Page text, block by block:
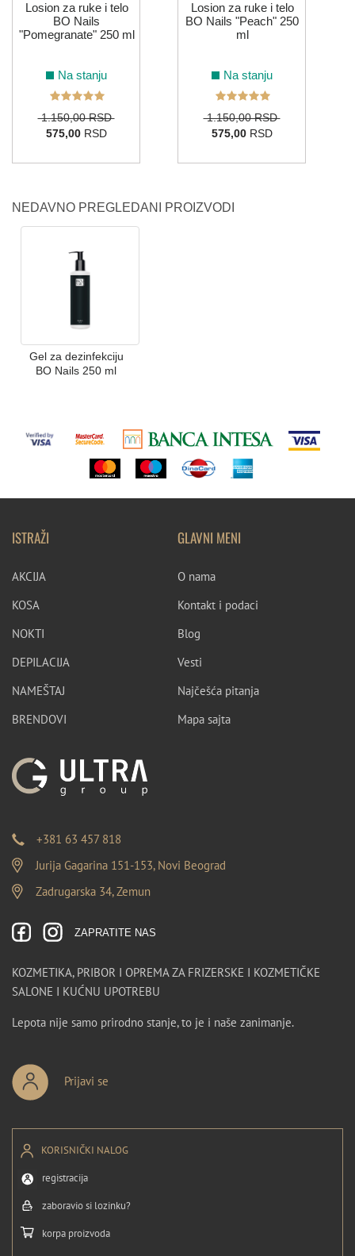
Losion za ruke i telo
BO Nails
"Pomegranate" 250 ml
Na stanju
1.150,00 RSD
575,00RSD
Losion za ruke i telo
BO Nails "Peach" 250
ml
Na stanju
1.150,00 RSD
575,00RSD
NEDAVNO PREGLEDANI PROIZVODI
Gel za dezinfekciju
BO Nails 250 ml
ISTRAŽI
AKCIJA
KOSA
NOKTI
DEPILACIJA
NAMEŠTAJ
BRENDOVI
GLAVNI MENI
O nama
Kontakt i podaci
Blog
Vesti
Najčešća pitanja
Mapa sajta
+381 63 457 818
Jurija Gagarina 151-153, Novi Beograd
Zadrugarska 34, Zemun
ZAPRATITE NAS
KOZMETIKA, PRIBOR I OPREMA ZA FRIZERSKE I KOZMETIČKE
SALONE I KUĆNU UPOTREBU
Lepota nije samo prirodno stanje, to je i naše zanimanje.
Prijavi se
KORISNIČKI NALOG
registracija
zaboravio si lozinku?
korpa proizvoda